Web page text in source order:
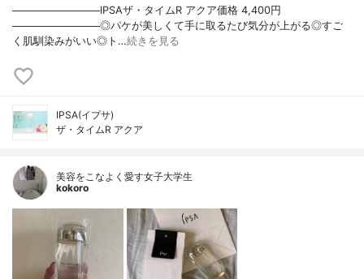
────────────IPSAザ・タイムR アクア価格 4,400円
────────────◎パケが美しくて手に取るたび気分が上がる◎すご
く肌馴染みがいい◎ト…続きを見る
IPSA(イプサ)
ザ・タイムR アクア
美容をこなよく愛す女子大学生
kokoro